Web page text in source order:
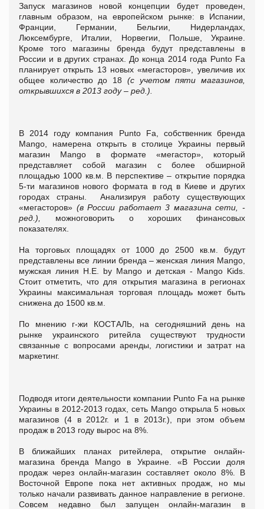
Запуск магазинов новой концепции будет проведен,
главным образом, на европейском рынке: в Испании,
Франции, Германии, Бельгии, Нидерландах,
Люксембурге, Италии, Норвегии, Польше, Украине.
Кроме того магазины бренда будут представлены в
России и в других странах. До конца 2014 года Punto Fa
планирует открыть 13 новых «мегасторов», увеличив их
общее количество до 18 (с учетом пяти магазинов,
открывшихся в 2013 году – ред.).
В 2014 году компания Punto Fa, собственник бренда
Mango, намерена открыть в столице Украины первый
магазин Mango в формате «мегастор», который
представляет собой магазин с более обширной
площадью 1000 кв.м. В перспективе – открытие порядка
5-ти магазинов нового формата в год в Киеве и других
городах страны. Анализируя работу существующих
«мегасторов» (в России работает 3 магазина сети, -
ред.), можноговорить о хороших финансовых
показателях.
На торговых площадях от 1000 до 2500 кв.м. будут
представлены все линии бренда – женская линия Mango,
мужская линия H.E. by Mango и детская - Mango Kids.
Стоит отметить, что для открытия магазина в регионах
Украины максимальная торговая площадь может быть
снижена до 1500 кв.м.
По мнению г-жи КОСТАЛЬ, на сегодняшний день на
рынке украинского ритейла существуют трудности
связанные с вопросами аренды, логистики и затрат на
маркетинг.
Подводя итоги деятельности компании Punto Fa на рынке
Украины в 2012-2013 годах, сеть Mango открыла 5 новых
магазинов (4 в 2012г. и 1 в 2013г.), при этом объем
продаж в 2013 году вырос на 8%.
В ближайших планах ритейлера, открытие онлайн-
магазина бренда Mango в Украине. «В России доля
продаж через онлайн-магазин составляет около 8%. В
Восточной Европе пока нет активных продаж, но мы
только начали развивать данное направление в регионе.
Совсем недавно был запущен онлайн-магазин в